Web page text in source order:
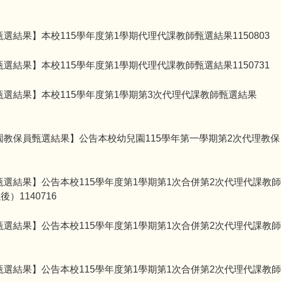
選結果】本校115學年度第1學期代理代課教師甄選結果1150803
選結果】本校115學年度第1學期代理代課教師甄選結果1150731
選結果】本校115學年度第1學期第3次代理代課教師甄選結果
教保員甄選結果】公告本校幼兒園115學年第一學期第2次代理教保
選結果】公告本校115學年度第1學期第1次合併第2次代理代課教師
）1140716
選結果】公告本校115學年度第1學期第1次合併第2次代理代課教師
選結果】公告本校115學年度第1學期第1次合併第2次代理代課教師